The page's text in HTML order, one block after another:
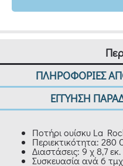
ΠΛΗΡΟΦΟΡΙΕΣ
ΕΓΓΥΗΣΗ
Ποτήρι ουίσκυ La
Περιεκτικότητα: 280
Διαστάσεις: 9 χ 8,7 εκ.
Συσκευασία ανά 6